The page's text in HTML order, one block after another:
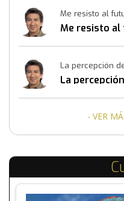
Me resisto al
Me resisto
La percepción
La
- VER